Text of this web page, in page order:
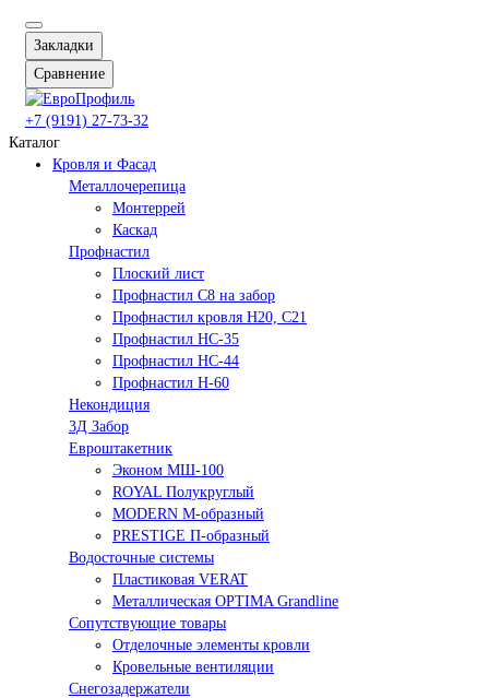
Закладки
Сравнение
+7 (9191) 27-73-32
Каталог
Кровля и Фасад
Металлочерепица
Монтеррей
Каскад
Профнастил
Плоский лист
Профнастил С8 на забор
Профнастил кровля Н20, С21
Профнастил НС-35
Профнастил НС-44
Профнастил Н-60
Некондиция
3Д Забор
Евроштакетник
Эконом МШ-100
ROYAL Полукруглый
MODERN М-образный
PRESTIGE П-образный
Водосточные системы
Пластиковая VERAT
Металлическая OPTIMA Grandline
Сопутствующие товары
Отделочные элементы кровли
Кровельные вентиляции
Снегозадержатели